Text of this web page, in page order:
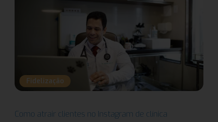
Fidelização
Como atrair clientes no Instagram de clínica